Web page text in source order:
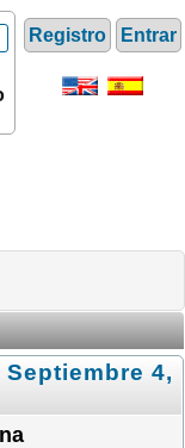
Registro Entrar
4,